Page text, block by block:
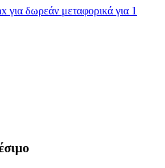
δωρεάν μεταφορικά για 1